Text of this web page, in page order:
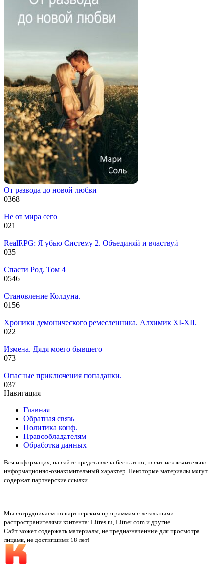
От развода до новой любви
0368
Не от мира сего
021
RealRPG: Я убью Систему 2. Объединяй и властвуй
035
Спасти Род. Том 4
0546
Становление Колдуна.
0156
Хроники демонического ремесленника. Алхимик XI-XII.
022
Измена. Дядя моего бывшего
073
Опасные приключения попаданки.
037
Навигация
Главная
Обратная связь
Политика конф.
Правообладателям
Обработка данных
Вся информация, на сайте представлена бесплатно, носит исключительно
информационно-ознакомительный характер. Некоторые материалы могут
содержат партнерские ссылки.
Мы сотрудничаем по партнерским программам с легальными
распространителями контента: Litres.ru, Litnet.com и другие.
Сайт может содержать материалы, не предназначенные для просмотра
лицами, не достигшими 18 лет!